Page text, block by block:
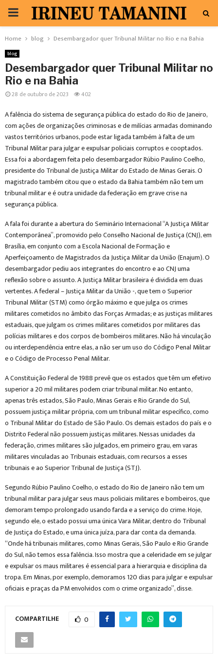
PRIMARY
MENU
Home blog Desembargador quer Tribunal Militar no Rio e na Bahia
blog
Desembargador quer Tribunal Militar no
Rio e na Bahia
28 de outubro de 2023 402
A falência do sistema de segurança pública do estado do Rio de Janeiro,
com ações de organizações criminosas e de milícias armadas dominando
vastos territórios urbanos, pode estar ligada também à falta de um
Tribunal Militar para julgar e expulsar policiais corruptos e cooptados.
Essa foi a abordagem feita pelo desembargador Rúbio Paulino Coelho,
presidente do Tribunal de Justiça Militar do Estado de Minas Gerais. O
magistrado também citou que o estado da Bahia também não tem um
tribunal militar e é outra unidade da federação em grave crise na
segurança pública.
A fala foi durante a abertura do Seminário Internacional “A Justiça Militar
Contemporânea”, promovido pelo Conselho Nacional de Justiça (CNJ), em
Brasília, em conjunto com a Escola Nacional de Formação e
Aperfeiçoamento de Magistrados da Justiça Militar da União (Enajum). O
desembargador pediu aos integrantes do encontro e ao CNJ uma
reflexão sobre o assunto. A Justiça Militar brasileira é dividida em duas
vertentes. A federal – Justiça Militar da União -, que tem o Superior
Tribunal Militar (STM) como órgão máximo e que julga os crimes
militares cometidos no âmbito das Forças Armadas; e as justiças militares
estaduais, que julgam os crimes militares cometidos por militares das
polícias militares e dos corpos de bombeiros militares. Não há vinculação
ou interdependência entre elas, a não ser um uso do Código Penal Militar
e o Código de Processo Penal Militar.
A Constituição Federal de 1988 prevê que os estados que têm um efetivo
superior a 20 mil militares podem criar tribunal militar. No entanto,
apenas três estados, São Paulo, Minas Gerais e Rio Grande do Sul,
possuem justiça militar própria, com um tribunal militar específico, como
o Tribunal Militar do Estado de São Paulo. Os demais estados do país e o
Distrito Federal não possuem justiças militares. Nessas unidades da
federação, crimes militares são julgados, em primeiro grau, em varas
militares vinculadas ao Tribunais estaduais, com recursos a esses
tribunais e ao Superior Tribunal de Justiça (STJ).
Segundo Rúbio Paulino Coelho, o estado do Rio de Janeiro não tem um
tribunal militar para julgar seus maus policiais militares e bombeiros, que
demoram tempo prolongado usando farda e a serviço do crime. Hoje,
segundo ele, o estado possui uma única Vara Militar, dentro do Tribunal
de Justiça do Estado, e uma única juíza, para dar conta da demanda.
“Onde há tribunais militares, como Minas Gerais, São Paulo e Rio Grande
do Sul, não temos essa falência. Isso mostra que a celeridade em se julgar
e expulsar os maus militares é essencial para a hierarquia e disciplina da
tropa. Em Minas, por exemplo, demoramos 120 dias para julgar e expulsar
oficiais e praças da PM envolvidos com o crime organizado”, disse.
COMPARTILHE 0